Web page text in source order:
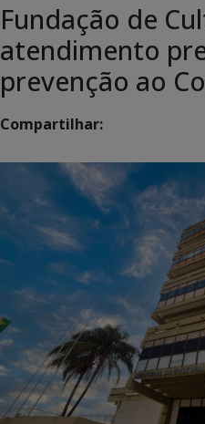
Fundação de
atendimento
prevenção ao
Compartilhar: